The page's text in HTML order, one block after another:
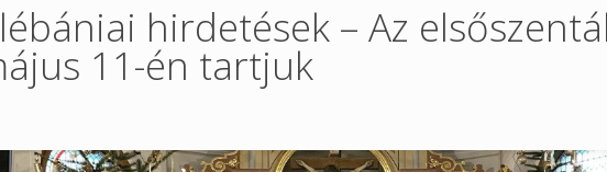
hirdetések – Az
11-én tartjuk